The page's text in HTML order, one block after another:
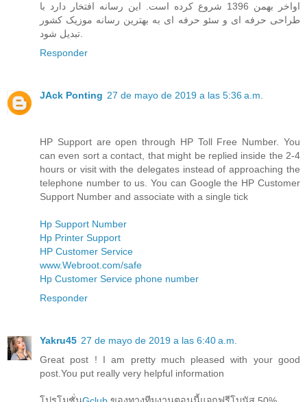
اواخر بهمن 1396 شروع کرده است. این رسانه افتخار دارد با
طراحی حرفه ای و سئو حرفه ای به بهترین رسانه موزیک کشور
تبدیل شود.
Responder
JAck Ponting 27 de mayo de 2019 a las 5:36 a.m.
HP Support are open through HP Toll Free Number. You
can even sort a contact, that might be replied inside the 2-4
hours or visit with the delegates instead of approaching the
telephone number to us. You can Google the HP Customer
Support Number and associate with a single tick
Hp Support Number
Hp Printer Support
HP Customer Service
www.Webroot.com/safe
Hp Customer Service phone number
Responder
Yakru45 27 de mayo de 2019 a las 6:40 a.m.
Great post ! I am pretty much pleased with your good
post.You put really very helpful information